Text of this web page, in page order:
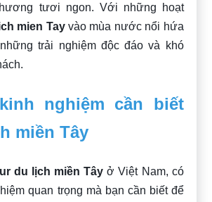
tươi ngon. Với những hoạt
mien Tayvào mùa nước nổi hứa
trải nghiệm độc đáo và khó
nghiệm cần biết
miền Tây
du lịch miền Tây ở Việt Nam, có
quan trọng mà bạn cần biết để